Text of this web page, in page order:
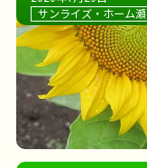
間を見計らい、
えてくれます。
サンライズ・ホーム